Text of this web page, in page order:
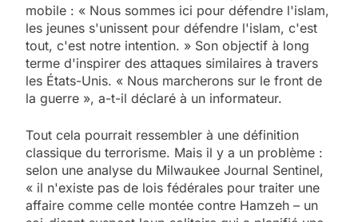
mobile : « Nous sommes ici pour défendre l'islam,
les jeunes s'unissent pour défendre l'islam, c'est
tout, c'est notre intention. » Son objectif à long
terme d'inspirer des attaques similaires à travers
les États-Unis. « Nous marcherons sur le front de
la guerre », a-t-il déclaré à un informateur.
Tout cela pourrait ressembler à une définition
classique du terrorisme. Mais il y a un problème :
selon une analyse du Milwaukee Journal Sentinel,
« il n'existe pas de lois fédérales pour traiter une
affaire comme celle montée contre Hamzeh – un